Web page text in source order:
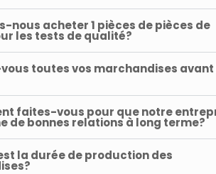
nous acheter 1 pièces de pièces de
les tests de qualité?
toutes vos marchandises avant
faites-vous pour que notre
de bonnes relations à long terme?
la durée de production des